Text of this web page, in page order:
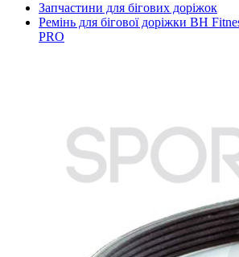
Запчастини для бігових доріжок
Ремінь для бігової доріжки BH
PRO